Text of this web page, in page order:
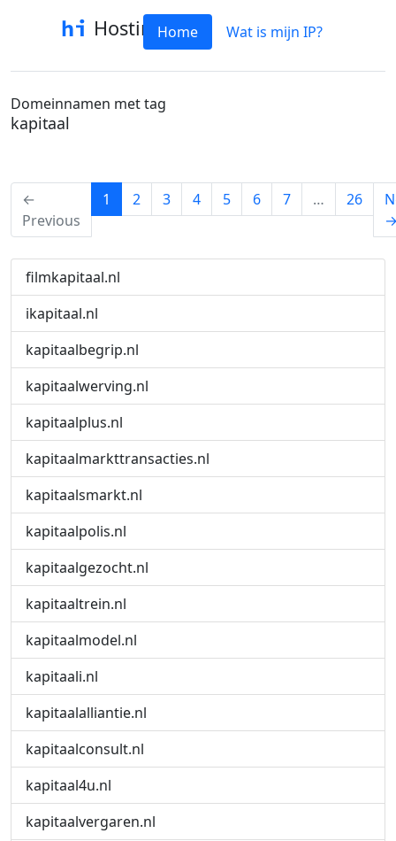
HostinfoHome Wat is mijn IP?
Domeinnamen met tag
kapitaal
←
Previous
1 (current)
2 3 4 5 6 7 … 26
filmkapitaal.nl
ikapitaal.nl
kapitaalbegrip.nl
kapitaalwerving.nl
kapitaalplus.nl
kapitaalmarkttransacties.nl
kapitaalsmarkt.nl
kapitaalpolis.nl
kapitaalgezocht.nl
kapitaaltrein.nl
kapitaalmodel.nl
kapitaali.nl
kapitaalalliantie.nl
kapitaalconsult.nl
kapitaal4u.nl
kapitaalvergaren.nl